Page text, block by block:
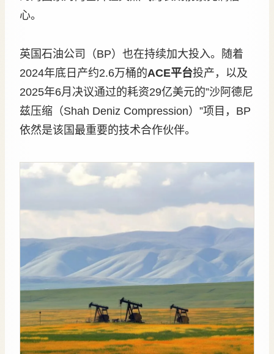
心。
英国石油公司（BP）也在持续加大投入。随着
2024年底日产约2.6万桶的ACE平台投产，以及
2025年6月决议通过的耗资29亿美元的”沙阿德尼
兹压缩（Shah Deniz Compression）”项目，BP
依然是该国最重要的技术合作伙伴。